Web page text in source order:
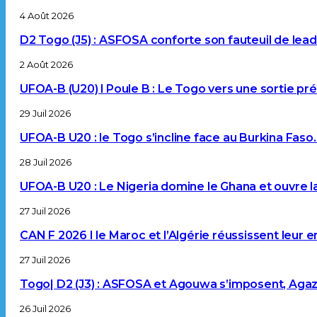
4 Août 2026
D2 Togo (J5) : ASFOSA conforte son fauteuil de
2 Août 2026
UFOA-B (U20) l Poule B : Le Togo vers une sortie
29 Juil 2026
UFOA-B U20 : le Togo s’incline face au Burkina
28 Juil 2026
UFOA-B U20 : Le Nigeria domine le Ghana et ouvre
27 Juil 2026
CAN F 2026 I le Maroc et l’Algérie réussissent leur
27 Juil 2026
Togo| D2 (J3) : ASFOSA et Agouwa s’imposent,
26 Juil 2026